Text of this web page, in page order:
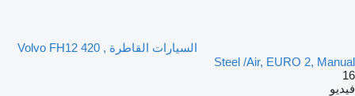
السيارات القاطرة Volvo FH12 420 ,
Steel /Air, EURO 2, Manual
16
فيديو